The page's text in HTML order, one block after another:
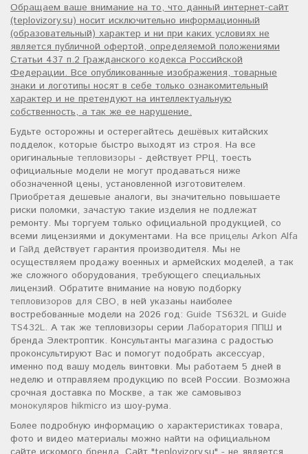
Обращаем ваше внимание на то, что данный интернет-сайт
(teplovizory.su) носит исключительно информационный
(образовательный) характер и ни при каких условиях не
является публичной офертой, определяемой положениями
Статьи 437 п.2 Гражданского кодекса Российской
Федерации. Все опубликованные изображения, товарные
знаки и логотипы носят в себе только ознакомительный
характер и не претендуют на интеллектуальную
собственность, а так же ее нарушение.
Будьте осторожны и остерегайтесь дешёвых китайских
подделок, которые быстро выходят из строя. На все
оригинальные тепловизоры - действует РРЦ, тоесть
официальные модели не могут продаваться ниже
обозначенной цены, установленной изготовителем.
Приобретая дешевые аналоги, вы значительно повышаете
риски поломки, зачастую такие изделия не подлежат
ремонту. Мы торгуем только официальной продукцией, со
всеми лицензиями и документами. На все прицелы Arkon Alfa
и Гайд действует гарантия производителя. Мы не
осуществляем продажу военных и армейских моделей, а так
же сложного оборудования, требующего специальных
лицензий. Обратите внимание на новую подборку
тепловизоров для СВО, в ней указаны наиболее
востребованные модели на 2026 год: Guide TS632L и Guide
TS432L. А так же тепловизоры серии Лаборатория ППШ и
бренда Электроптик. Консультанты магазина с радостью
проконсультируют Вас и помогут подобрать аксессуар,
именно под вашу модель винтовки. Мы работаем 5 дней в
неделю и отправляем продукцию по всей России. Возможна
срочная доставка по Москве, а так же самовывоз
монокуляров hikmicro из шоу-рума.
Более подробную информацию о характеристиках товара,
фото и видео материалы можно найти на официальном